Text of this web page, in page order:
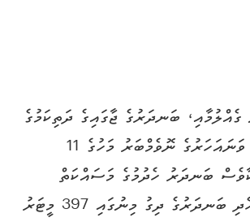
ބަނދަރުގެ ޖާގައިގެ ދަތިކަމުގެ
ސަބަބުން 2010 ވަނައަހަރުގެ ނޮވެމްބަރު މަހުގެ 11
ބަނދަރު ހެދުމުގެ މަސައްކަތް
ފެށުނެވެ. އެފަހަރުހެދި ބަނދަރުގެ ދިގު މިނުގައި 397 މީޓަރު